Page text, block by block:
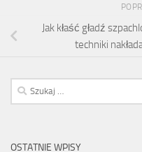
Jak kłaść gładź
techniki
Szukaj:
OSTATNIE WPISY